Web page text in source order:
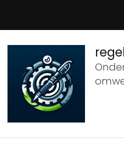
inhoud
(druk
Enter)